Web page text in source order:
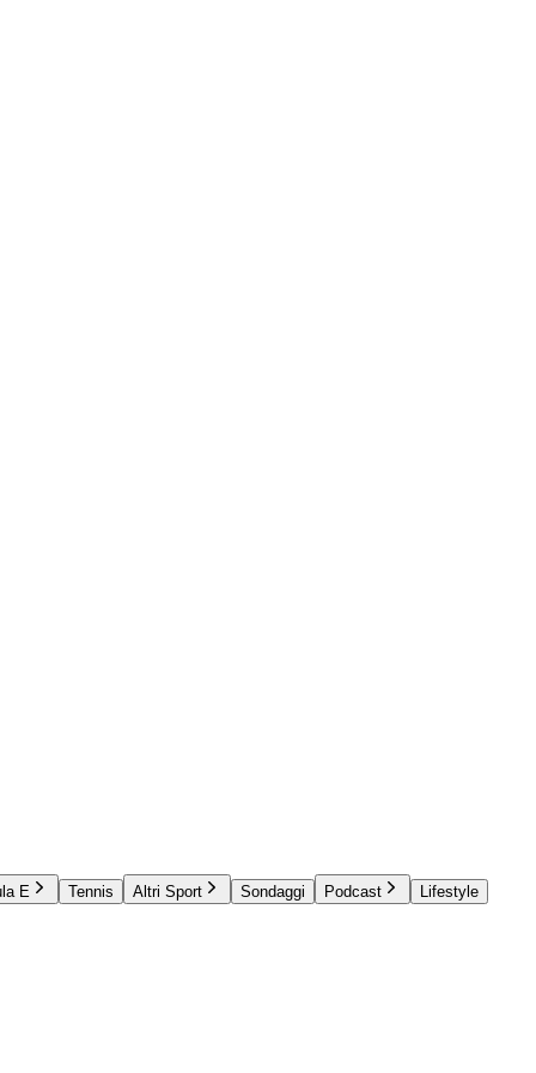
E Tennis Altri Sport Sondaggi Podcast
Lifestyle